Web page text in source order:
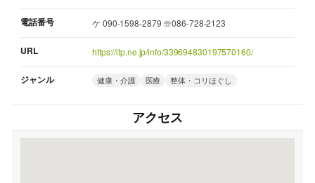
電話番号 ケ 090-1598-2879 ☏086-728-2123
URL https://itp.ne.jp/info/339694830197570160/
ジャンル 健康・介護 医療 整体・コリほぐし
アクセス